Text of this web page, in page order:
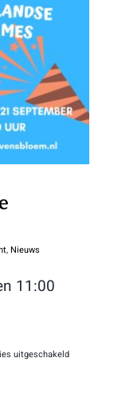
de
,Nieuws
11:00
uitgeschakeldvoor